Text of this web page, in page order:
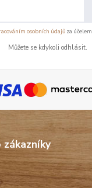
osobních údajůza
Můžete se kdykoli odhlásit.